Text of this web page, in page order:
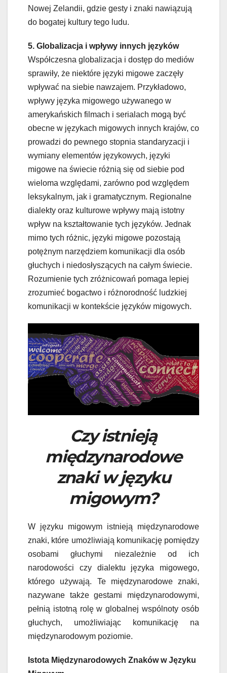
Nowej Zelandii, gdzie gesty i znaki nawiązują
do bogatej kultury tego ludu.
5. Globalizacja i wpływy innych języków
Współczesna globalizacja i dostęp do mediów
sprawiły, że niektóre języki migowe zaczęły
wpływać na siebie nawzajem. Przykładowo,
wpływy języka migowego używanego w
amerykańskich filmach i serialach mogą być
obecne w językach migowych innych krajów, co
prowadzi do pewnego stopnia standaryzacji i
wymiany elementów językowych, języki
migowe na świecie różnią się od siebie pod
wieloma względami, zarówno pod względem
leksykalnym, jak i gramatycznym. Regionalne
dialekty oraz kulturowe wpływy mają istotny
wpływ na kształtowanie tych języków. Jednak
mimo tych różnic, języki migowe pozostają
potężnym narzędziem komunikacji dla osób
głuchych i niedosłyszących na całym świecie.
Rozumienie tych zróżnicowań pomaga lepiej
zrozumieć bogactwo i różnorodność ludzkiej
komunikacji w kontekście języków migowych.
Czy istnieją
międzynarodowe
znaki w języku
migowym?
W języku migowym istnieją międzynarodowe
znaki, które umożliwiają komunikację pomiędzy
osobami głuchymi niezależnie od ich
narodowości czy dialektu języka migowego,
którego używają. Te międzynarodowe znaki,
nazywane także gestami międzynarodowymi,
pełnią istotną rolę w globalnej wspólnoty osób
głuchych, umożliwiając komunikację na
międzynarodowym poziomie.
Istota Międzynarodowych Znaków w Języku